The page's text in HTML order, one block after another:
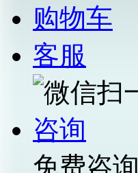
购物车
客服
咨询
免费咨询